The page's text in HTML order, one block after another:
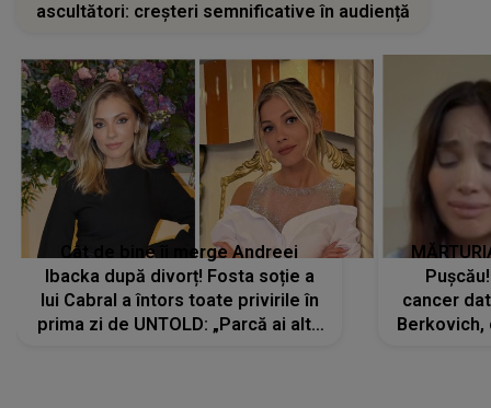
ascultători: creșteri semnificative în audiență
Cât de bine îi merge Andreei
Ibacka după divorț! Fosta soție a
lui Cabral a întors toate privirile în
prima zi de UNTOLD: „Parcă ai altă
cancer